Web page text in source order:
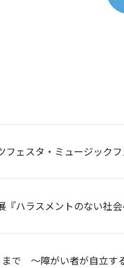
フェスタ・ミュージック
『ハラスメントのない社会
で ～障がい者が自立す